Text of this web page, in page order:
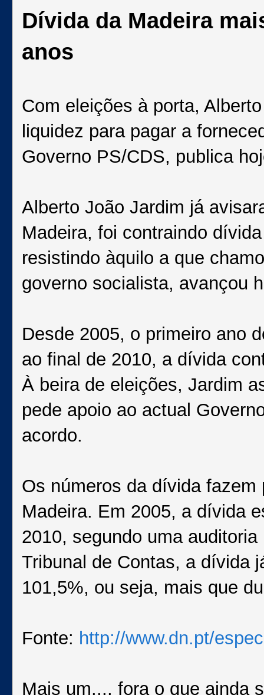
Dívida da Madeira
anos
Com eleições à porta,
liquidez para pagar a
Governo PS/CDS, publica
Alberto João Jardim já
Madeira, foi contraindo
resistindo àquilo a que
governo socialista, avançou
Desde 2005, o primeiro ano
ao final de 2010, a dívida
À beira de eleições, Jardim
pede apoio ao actual
acordo.
Os números da dívida
Madeira. Em 2005, a dívida
2010, segundo uma
Tribunal de Contas, a dívida
101,5%, ou seja, mais que
Fonte: http://www.dn.pt/
Mais um..., fora o que ainda